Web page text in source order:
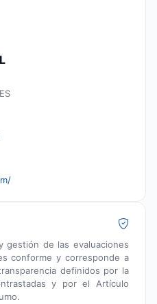
gestión de las evaluaciones
conforme y corresponde a
definidos por la
y por el Artículo